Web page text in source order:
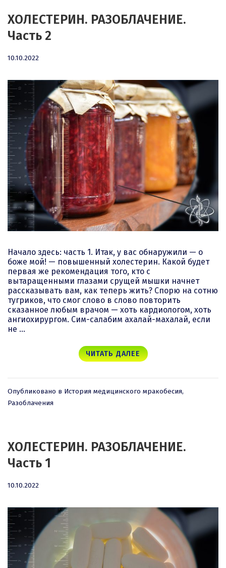
ХОЛЕСТЕРИН. РАЗОБЛАЧЕНИЕ.
Часть 2
10.10.202210.10.2022
Начало здесь: часть 1. Итак, у вас обнаружили — о
боже мой! — повышенный холестерин. Какой будет
первая же рекомендация того, кто с
вытаращенными глазами срущей мышки начнет
рассказывать вам, как теперь жить? Спорю на сотню
тугриков, что смог слово в слово повторить
сказанное любым врачом — хоть кардиологом, хоть
ангиохирургом. Сим-салабим ахалай-махалай, если
не …
ЧИТАТЬ ДАЛЕЕ
Опубликовано в История медицинского мракобесия,
Разоблачения
ХОЛЕСТЕРИН. РАЗОБЛАЧЕНИЕ.
Часть 1
10.10.2022